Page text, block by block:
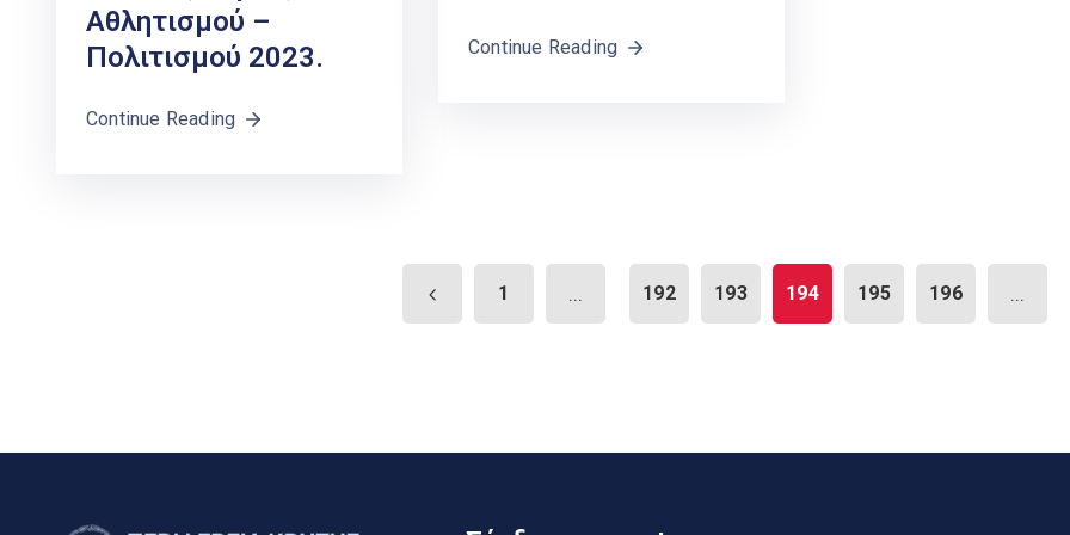
Αθλητισμού –
Πολιτισμού 2023.
Continue Reading
Continue Reading
1 ... 192 193 194 195 196 ...